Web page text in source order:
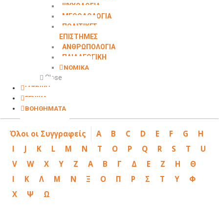
ΨΥΧΟΛΟΓΙΑ
ΜΕΘΟΔΟΛΟΓΙΑ
ΠΟΛΙΤΙΚΕΣ
ΕΠΙΣΤΗΜΕΣ
ΑΝΘΡΩΠΟΛΟΓΙΑ
ΠΑΙΔΑΓΩΓΙΚΗ
ΝΟΜΙΚΑ
Close
ΙΑΤΡΙΚΗ
ΓΕΝΙΚΑ
ΒΟΗΘΗΜΑΤΑ
Όλοι οι Συγγραφείς A B C D E F G
H
I
J K L M N T O P Q R S T
U
V
W X Y Z Α Β Γ Δ Ε Ζ Η
Θ
Ι
Κ Λ Μ Ν Ξ Ο Π Ρ Σ Τ Υ
Φ
Χ
Ψ Ω